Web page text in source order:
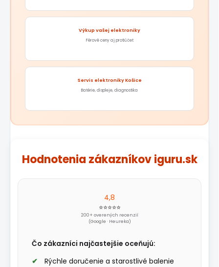
Výkup vašej elektroniky
Férové ceny aj protiúčet
Servis elektroniky Košice
Batérie, displeje, diagnostika
Hodnotenia zákazníkov iguru.sk
4,8
⭐⭐⭐⭐⭐
200+ overených recenzií
(Google · Heureka)
Čo zákazníci najčastejšie oceňujú:
Rýchle doručenie a starostlivé balenie